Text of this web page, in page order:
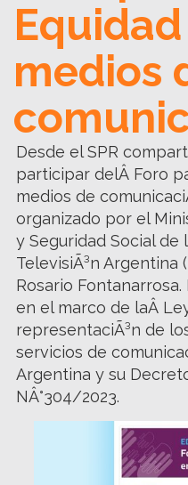
medios
Desde el SPR
participar delÂ Foro
medios de
organizado por el
y Seguridad Social de
TelevisiÃ³n Argentina
Rosario
en el marco de laÂ
representaciÃ³n de
servicios de
Argentina y su
NÂ°304/2023.